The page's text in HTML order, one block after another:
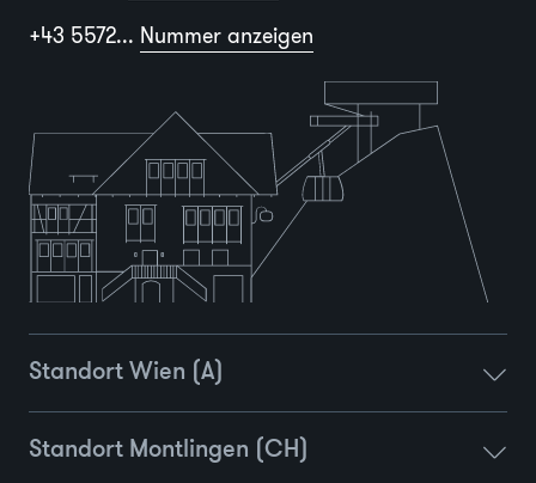
+43 5572... Nummer anzeigen
Standort Wien (A)
Standort Montlingen (CH)